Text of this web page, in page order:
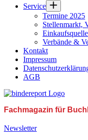
Service
Termine 2025
Stellenmarkt,
Verbände &
Kontakt
Impressum
AGB
Fachmagazin für
Newsletter